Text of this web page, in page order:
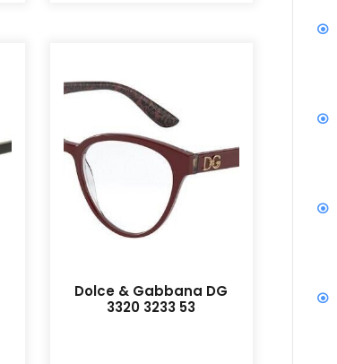
Dolce & Gabbana DG
3320 3233 53